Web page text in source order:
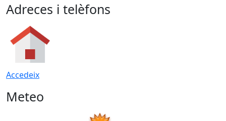
Adreces i telèfons
Accedeix
Meteo